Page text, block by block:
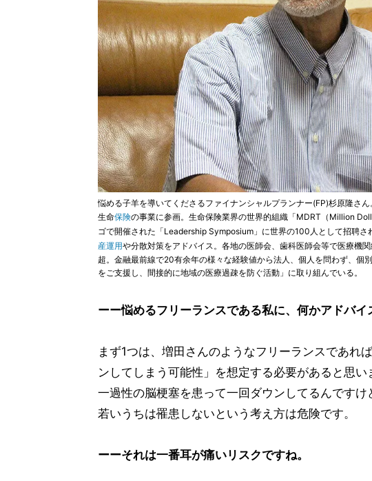
悩める子羊を導いてくださるファイナンシャルプランナー(FP)杉原隆さ
生命保険の事業に参画。生命保険業界の世界的組織「MDRT（Million
ゴで開催された「Leadership Symposium」に世界の100人として招聘さ
産運用や分散対策をアドバイス。各地の医師会、歯科医師会等で医療機
超。金融最前線で20有余年の様々な経験値から法人、個人を問わず、個
をご支援し、間接的に地域の医療過疎を防ぐ活動」に取り組んでいる。
ーー悩めるフリーランスである私に、何かアドバイ
まず1つは、増田さんのようなフリーランスであれ
ンしてしまう可能性」を想定する必要があると思
一過性の脳梗塞を患って一回ダウンしてるんです
若いうちは罹患しないという考え方は危険です。
ーーそれは一番耳が痛いリスクですね。